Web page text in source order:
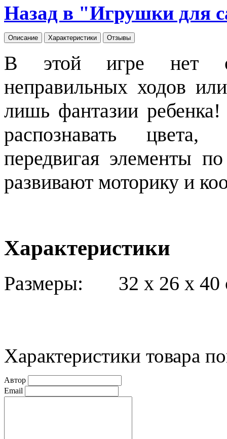
Назад в "Игрушки для
Описание Характеристики Отзывы
В этой игре нет
неправильных ходов
лишь фантазии
распознавать
передвигая элементы
развивают моторику и
Характеристики
Размеры: 32 х 26 х 40
Характеристики товара
Автор
Email